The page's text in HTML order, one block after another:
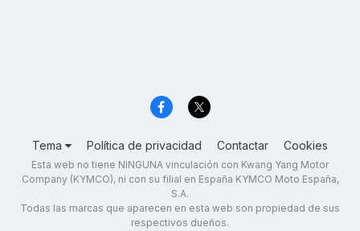
Tema Política de privacidad Contactar Cookies
Esta web no tiene NINGUNA vinculación con Kwang Yang Motor
Company (KYMCO), ni con su filial en España KYMCO Moto España,
S.A.
Todas las marcas que aparecen en esta web son propiedad de sus
respectivos dueños.